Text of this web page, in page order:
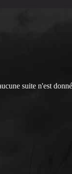
suite n'est